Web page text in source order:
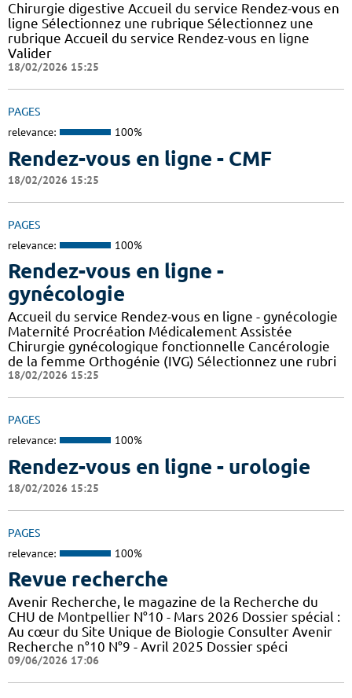
Chirurgie digestive Accueil du service Rendez-vous en
ligne Sélectionnez une rubrique Sélectionnez une
rubrique Accueil du service Rendez-vous en ligne
Valider
18/02/2026 15:25
PAGES
relevance: 100%
Rendez-vous en ligne - CMF
18/02/2026 15:25
PAGES
relevance: 100%
Rendez-vous en ligne -
gynécologie
Accueil du service Rendez-vous en ligne - gynécologie
Maternité Procréation Médicalement Assistée
Chirurgie gynécologique fonctionnelle Cancérologie
de la femme Orthogénie (IVG) Sélectionnez une rubri
18/02/2026 15:25
PAGES
relevance: 100%
Rendez-vous en ligne - urologie
18/02/2026 15:25
PAGES
relevance: 100%
Revue recherche
Avenir Recherche, le magazine de la Recherche du
CHU de Montpellier N°10 - Mars 2026 Dossier spécial :
Au cœur du Site Unique de Biologie Consulter Avenir
Recherche n°10 N°9 - Avril 2025 Dossier spéci
09/06/2026 17:06